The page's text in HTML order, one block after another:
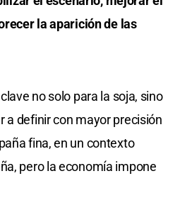
la aparición de las
no solo para la soja, sino
a definir con mayor precisión
fina, en un contexto
pero la economía impone